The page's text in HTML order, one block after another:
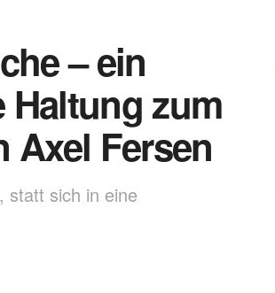
– ein
Haltung zum
Axel Fersen
statt sich in eine